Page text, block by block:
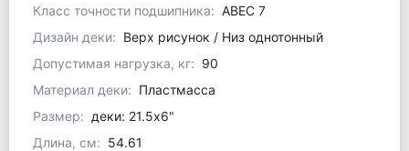
Класс точности подшипника: ABEC 7
Дизайн деки: Верх рисунок / Низ однотонный
Допустимая нагрузка, кг: 90
Материал деки: Пластмасса
Размер: деки: 21.5x6"
Длина, см: 54.61